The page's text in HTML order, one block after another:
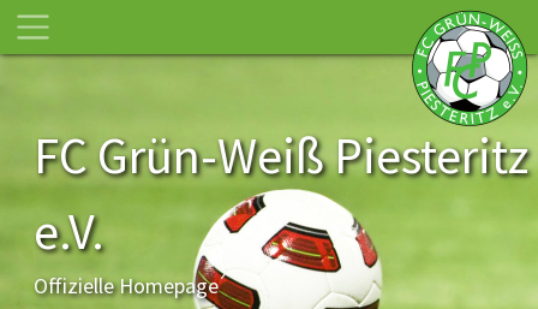
FC Grün-Weiß Piesteritz
e.V.
Offizielle Homepage